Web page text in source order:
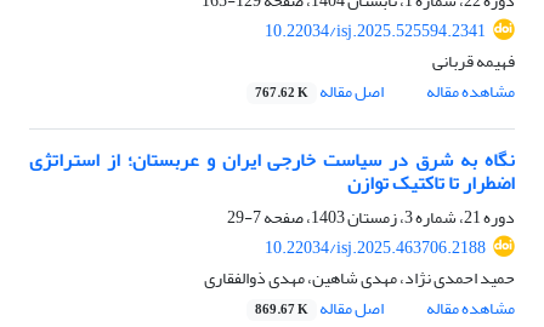
10.22034/isj.2025.525594.2341
فهیمه قربانی
مشاهده مقاله
اصل مقاله 767.62 K
نگاه به شرق در سیاست خارجی ایران و عربستان؛ از استراتژی
اضطرار تا تاکتیک توازن
دوره 21، شماره 3، زمستان 1403، صفحه
7-29
10.22034/isj.2025.463706.2188
حمید احمدی نژاد، مهدی شاهین، مهدی ذوالفقاری
مشاهده مقاله
اصل مقاله 869.67 K